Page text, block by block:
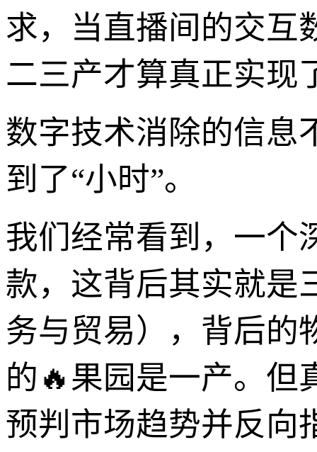
求，当直播间的交
二三产才算真正实现
数字技术消除的信息
到了“小时”。
我们经常看到，一个
款，这背后其实就是
务与贸易），背后的
的🔥果园是一产。但
预判市场趋势并反向